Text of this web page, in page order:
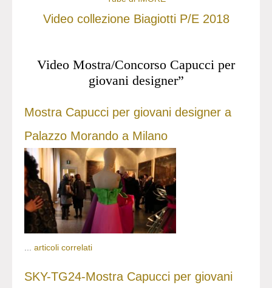
Video collezione Biagiotti P/E 2018
Video Mostra/Concorso Capucci per
giovani designer”
Mostra Capucci per giovani designer a
Palazzo Morando a Milano
articoli correlati
SKY-TG24-Mostra Capucci per giovani